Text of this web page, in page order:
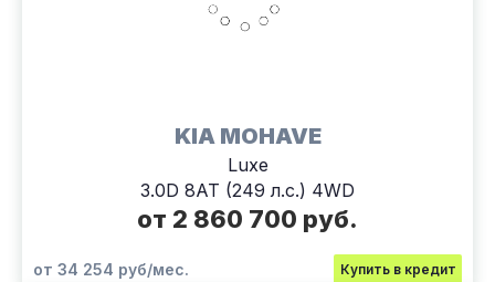
KIA MOHAVE
Luxe
3.0D 8AT (249 л.с.) 4WD
от 2 860 700 руб.
от 34 254 руб/мес. Купить в кредит